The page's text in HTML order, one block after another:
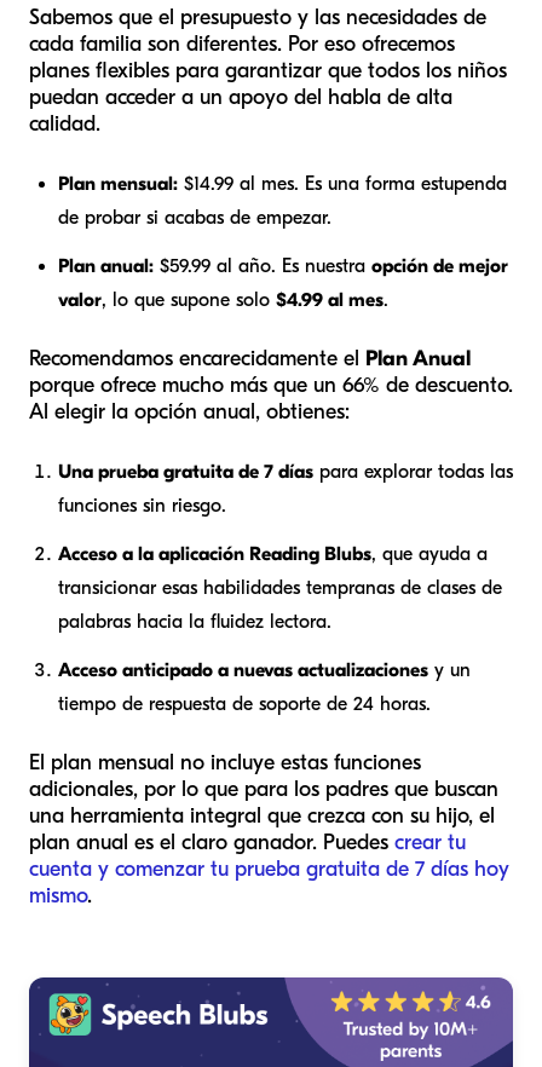
Sabemos que el presupuesto y las necesidades de
cada familia son diferentes. Por eso ofrecemos
planes flexibles para garantizar que todos los niños
puedan acceder a un apoyo del habla de alta
calidad.
Plan mensual: $14.99 al mes. Es una forma estupenda
de probar si acabas de empezar.
Plan anual: $59.99 al año. Es nuestra opción de mejor
valor, lo que supone solo $4.99 al mes.
Recomendamos encarecidamente el Plan Anual
porque ofrece mucho más que un 66% de descuento.
Al elegir la opción anual, obtienes:
Una prueba gratuita de 7 días para explorar todas las
funciones sin riesgo.
Acceso a la aplicación Reading Blubs, que ayuda a
transicionar esas habilidades tempranas de clases de
palabras hacia la fluidez lectora.
Acceso anticipado a nuevas actualizaciones y un
tiempo de respuesta de soporte de 24 horas.
El plan mensual no incluye estas funciones
adicionales, por lo que para los padres que buscan
una herramienta integral que crezca con su hijo, el
plan anual es el claro ganador. Puedes crear tu
cuenta y comenzar tu prueba gratuita de 7 días hoy
mismo.